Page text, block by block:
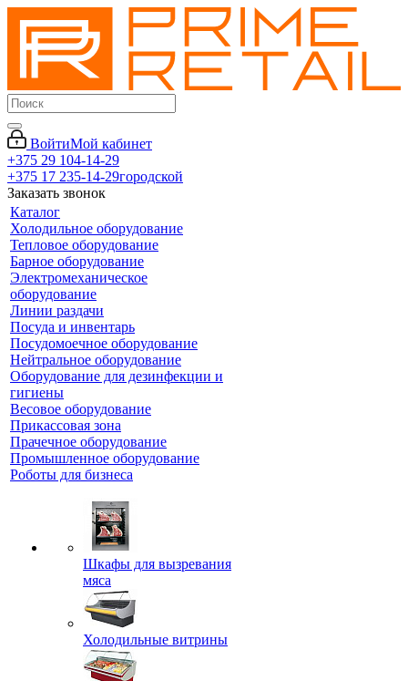
ВойтиМой кабинет
+375 29 104-14-29
+375 17 235-14-29городской
Заказать звонок
Каталог
Холодильное оборудование
Тепловое оборудование
Барное оборудование
Электромеханическое
оборудование
Линии раздачи
Посуда и инвентарь
Посудомоечное оборудование
Нейтральное оборудование
Оборудование для дезинфекции и
гигиены
Весовое оборудование
Прикассовая зона
Прачечное оборудование
Промышленное оборудование
Роботы для бизнеса
Шкафы для вызревания
мяса
Холодильные витрины